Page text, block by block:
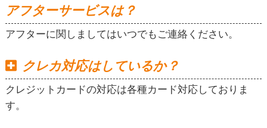
アフターサービスは？
アフターに関しましてはいつでもご連絡ください。
クレカ対応はしているか？
クレジットカードの対応は各種カード対応しておりま
す。